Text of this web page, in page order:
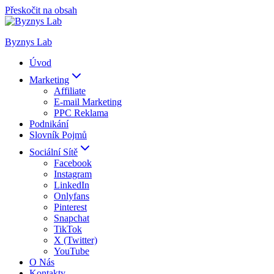
Přeskočit na obsah
Byznys Lab
Úvod
Marketing
Affiliate
E-mail Marketing
PPC Reklama
Podnikání
Slovník Pojmů
Sociální Sítě
Facebook
Instagram
LinkedIn
Onlyfans
Pinterest
Snapchat
TikTok
X (Twitter)
YouTube
O Nás